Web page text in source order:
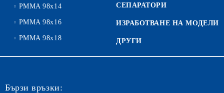
PMMA 98x14
PMMA 98x16
PMMA 98x18
СЕПАРАТОРИ
ИЗРАБОТВАНЕ НА МОДЕЛИ
ДРУГИ
Бързи връзки: